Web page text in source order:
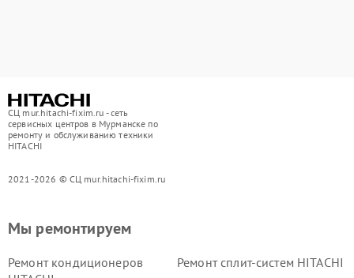
СЦ mur.hitachi-fixim.ru - сеть
сервисных центров в Мурманске по
ремонту и обслуживанию техники
HITACHI
2021-2026 © СЦ mur.hitachi-fixim.ru
Мы ремонтируем
Ремонт кондиционеров
Ремонт сплит-систем HITACHI